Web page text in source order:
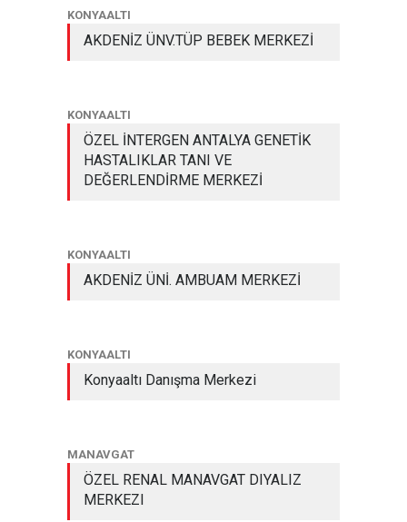
KONYAALTI
AKDENİZ ÜNV.TÜP BEBEK MERKEZİ
KONYAALTI
ÖZEL İNTERGEN ANTALYA GENETİK
HASTALIKLAR TANI VE
DEĞERLENDİRME MERKEZİ
KONYAALTI
AKDENİZ ÜNİ. AMBUAM MERKEZİ
KONYAALTI
Konyaaltı Danışma Merkezi
MANAVGAT
ÖZEL RENAL MANAVGAT DIYALIZ
MERKEZI